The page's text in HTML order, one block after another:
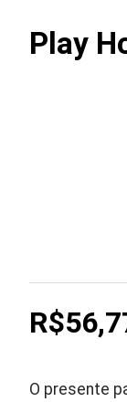
Play
O presente